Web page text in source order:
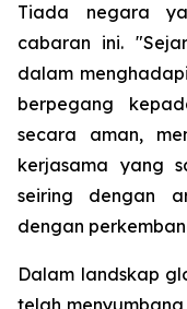
Tiada negara
cabaran ini.
dalam
berpegang
secara aman,
kerjasama yang
seiring dengan
dengan
Dalam landskap
telah